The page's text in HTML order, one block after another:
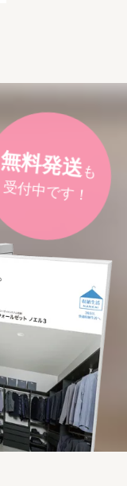
無料発送も
受付中です！